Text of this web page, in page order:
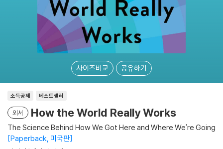
사이즈비교 공유하기
소득공제 베스트셀러
외서 How the World Really Works
The Science Behind How We Got Here and Where We're Going
Paperback, 미국판